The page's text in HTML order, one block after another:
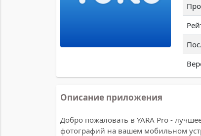
Описание приложения
Добро пожаловать в YARA Pro -
фотографий на вашем мобильном